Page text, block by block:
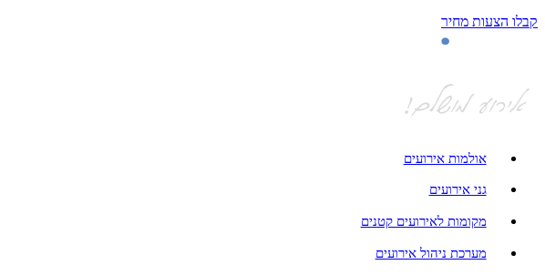
קבלו הצעות מחיר
אולמות אירועים
גני אירועים
מקומות לאירועים קטנים
מערכת ניהול אירועים